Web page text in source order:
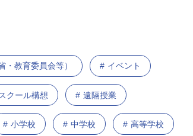
教育委員会等） イベント
クール構想 遠隔授業
小学校 中学校 高等学校